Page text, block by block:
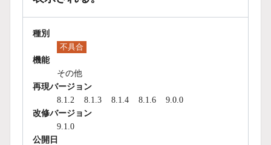
種別
不具合
機能
その他
再現バージョン
8.1.2
8.1.3 8.1.4 8.1.6
9.0.0
改修バージョン
9.1.0
公開日